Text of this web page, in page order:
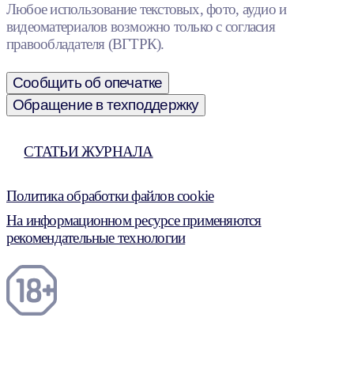
Любое использование текстовых, фото, аудио и
видеоматериалов возможно только с согласия
правообладателя (ВГТРК).
Сообщить об опечатке
Обращение в техподдержку
СТАТЬИ ЖУРНАЛА
Политика обработки файлов cookie
На информационном ресурсе применяются
рекомендательные технологии